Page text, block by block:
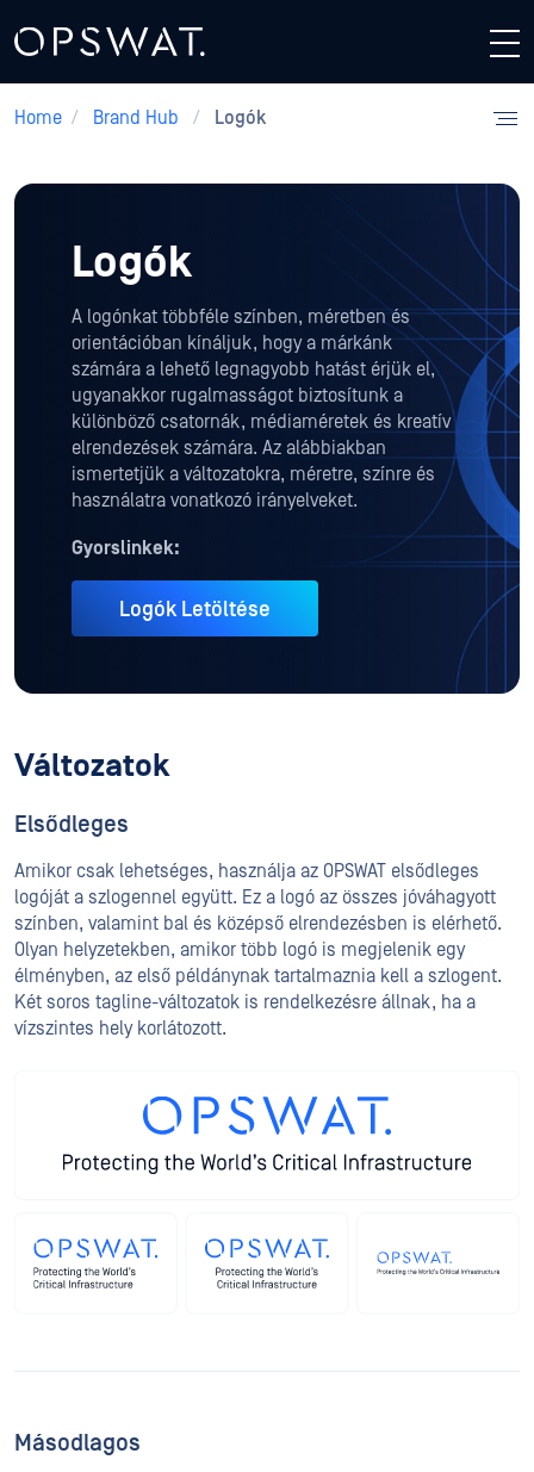
Home / Brand Hub / Logók
Logók
A logónkat többféle színben, méretben és
orientációban kínáljuk, hogy a márkánk
számára a lehető legnagyobb hatást érjük el,
ugyanakkor rugalmasságot biztosítunk a
különböző csatornák, médiaméretek és kreatív
elrendezések számára. Az alábbiakban
ismertetjük a változatokra, méretre, színre és
használatra vonatkozó irányelveket.
Gyorslinkek:
Logók Letöltése
Változatok
Elsődleges
Amikor csak lehetséges, használja az OPSWAT elsődleges
logóját a szlogennel együtt. Ez a logó az összes jóváhagyott
színben, valamint bal és középső elrendezésben is elérhető.
Olyan helyzetekben, amikor több logó is megjelenik egy
élményben, az első példánynak tartalmaznia kell a szlogent.
Két soros tagline-változatok is rendelkezésre állnak, ha a
vízszintes hely korlátozott.
Másodlagos